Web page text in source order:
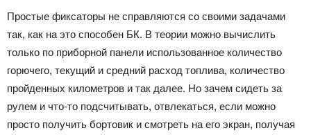
Простые фиксаторы не справляются со своими задачами
так, как на это способен БК. В теории можно вычислить
только по приборной панели использованное количество
горючего, текущий и средний расход топлива, количество
пройденных километров и так далее. Но зачем сидеть за
рулем и что-то подсчитывать, отвлекаться, если можно
просто получить бортовик и смотреть на его экран, получая